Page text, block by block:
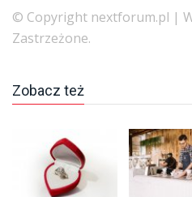
© Copyright nextforum.pl |
Zastrzeżone.
Zobacz też